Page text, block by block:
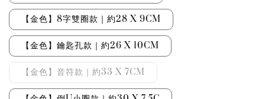
【金色】8字雙圈款｜約28 X 9CM
【金色】鑰匙孔款｜約26 X 10CM
【金色】音符款｜約33 X 7CM